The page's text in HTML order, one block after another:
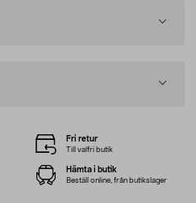
Fri retur
Till valfri butik
Hämta i butik
Beställ online, från butikslager